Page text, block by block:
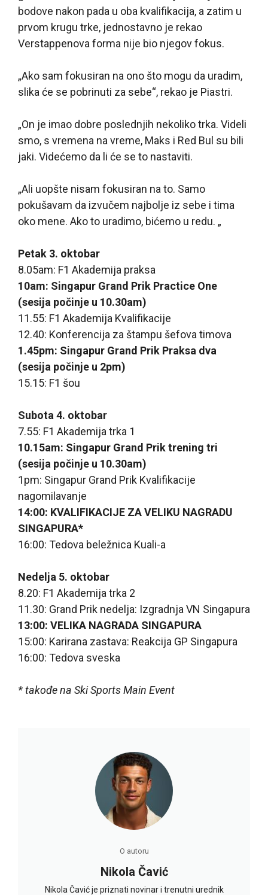
bodove nakon pada u oba kvalifikacija, a zatim u
prvom krugu trke, jednostavno je rekao
Verstappenova forma nije bio njegov fokus.
„Ako sam fokusiran na ono što mogu da uradim,
slika će se pobrinuti za sebe“, rekao je Piastri.
„On je imao dobre poslednjih nekoliko trka. Videli
smo, s vremena na vreme, Maks i Red Bul su bili
jaki. Videćemo da li će se to nastaviti.
„Ali uopšte nisam fokusiran na to. Samo
pokušavam da izvučem najbolje iz sebe i tima
oko mene. Ako to uradimo, bićemo u redu. „
Petak 3. oktobar
8.05am: F1 Akademija praksa
10am: Singapur Grand Prik Practice One
(sesija počinje u 10.30am)
11.55: F1 Akademija Kvalifikacije
12.40: Konferencija za štampu šefova timova
1.45pm: Singapur Grand Prik Praksa dva
(sesija počinje u 2pm)
15.15: F1 šou
Subota 4. oktobar
7.55: F1 Akademija trka 1
10.15am: Singapur Grand Prik trening tri
(sesija počinje u 10.30am)
1pm: Singapur Grand Prik Kvalifikacije
nagomilavanje
14:00: KVALIFIKACIJE ZA VELIKU NAGRADU
SINGAPURA*
16:00: Tedova beležnica Kuali-a
Nedelja 5. oktobar
8.20: F1 Akademija trka 2
11.30: Grand Prik nedelja: Izgradnja VN Singapura
13:00: VELIKA NAGRADA SINGAPURA
15:00: Karirana zastava: Reakcija GP Singapura
16:00: Tedova sveska
* takođe na Ski Sports Main Event
O autoru
Nikola Čavić
Nikola Čavić je priznati novinar i trenutni urednik